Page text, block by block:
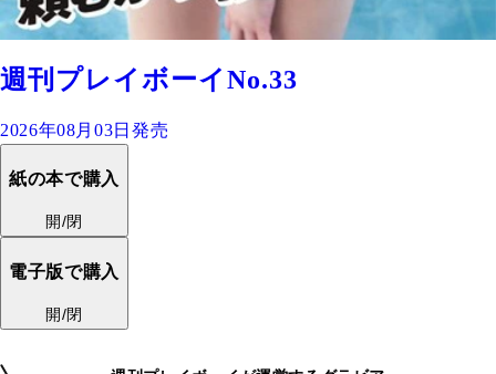
週刊プレイボーイNo.33
2026年08月03日発売
紙の本で購入
開/閉
電子版で購入
開/閉